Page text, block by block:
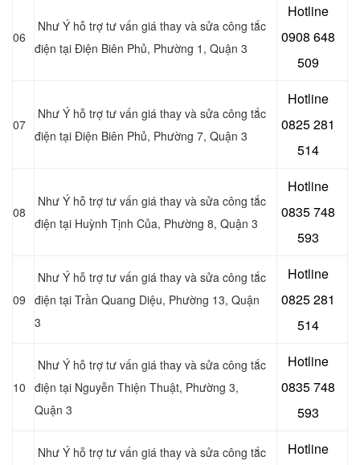
06
Như Ý hỗ trợ tư vấn giá thay và sửa công tắc
điện tại Điện Biên Phủ, Phường 1, Quận 3
Hotline
0908 648
509
07
Như Ý hỗ trợ tư vấn giá thay và sửa công tắc
điện tại Điện Biên Phủ, Phường 7, Quận 3
Hotline
0825 281
514
08
Như Ý hỗ trợ tư vấn giá thay và sửa công tắc
điện tại Huỳnh Tịnh Của, Phường 8, Quận 3
Hotline
0835 748
593
09
Như Ý hỗ trợ tư vấn giá thay và sửa công tắc
điện tại Trần Quang Diệu, Phường 13, Quận
3
Hotline
0825 281
514
10
Như Ý hỗ trợ tư vấn giá thay và sửa công tắc
điện tại Nguyễn Thiện Thuật, Phường 3,
Quận 3
Hotline
0835 748
593
Như Ý hỗ trợ tư vấn giá thay và sửa công tắc
Hotline